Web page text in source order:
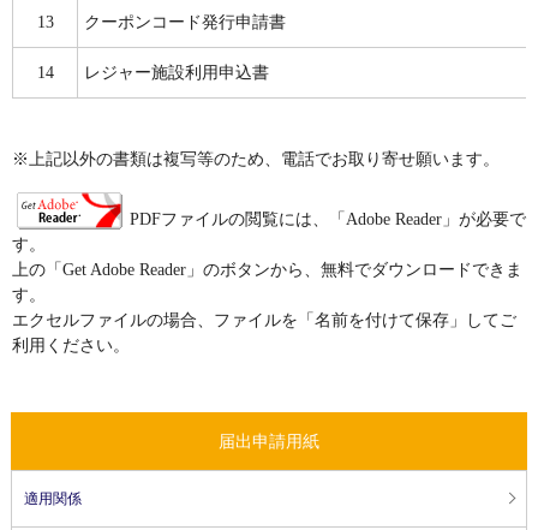
13 クーポンコード発行申請書
14 レジャー施設利用申込書
※上記以外の書類は複写等のため、電話でお取り寄せ願います。
PDFファイルの閲覧には、「Adobe Reader」が必要で
す。
上の「Get Adobe Reader」のボタンから、無料でダウンロードできま
す。
エクセルファイルの場合、ファイルを「名前を付けて保存」してご
利用ください。
届出申請用紙
適用関係